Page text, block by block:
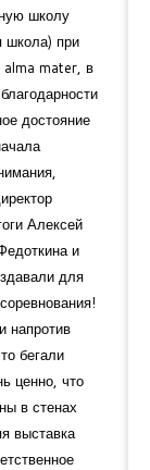
школу
школа) при
mater, в
достояние
Алексей
и
для
напротив
бегали
ценно, что
в стенах
выставка